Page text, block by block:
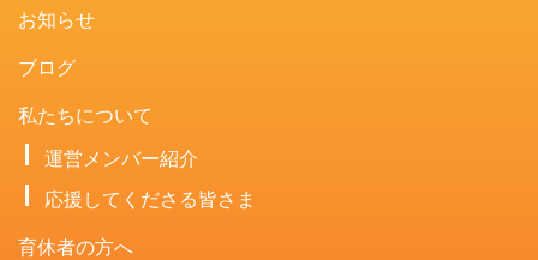
お知らせ
ブログ
私たちについて
運営メンバー紹介
応援してくださる皆さま
育休者の方へ